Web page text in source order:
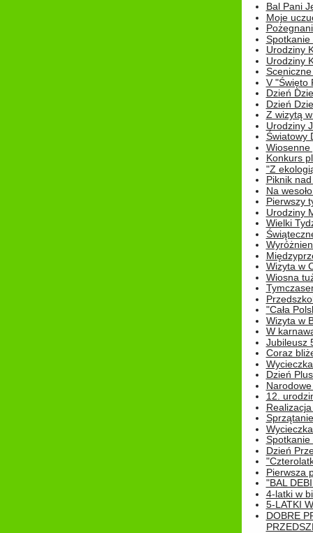
Bal Pani
Moje
Spotkanie
Urodziny
Urodziny
V "Święto
Dzień
Dzień
Z wizytą
Urodziny
Światowy
Wiosenne
Konkurs
"Z
Piknik
Na
Pierwszy
Urodziny
Wielki
Wizyta w
Wiosna
"Cała
Wizyta w
W
Jubileusz
Coraz
Dzień
12.
Spotkanie
Dzień
Pierwsza
"BAL
4-latki w
5-LATKI
DOBRE